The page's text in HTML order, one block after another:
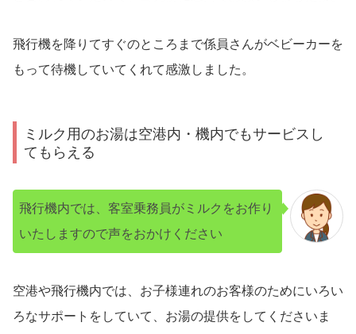
飛行機を降りてすぐのところまで係員さんがベビーカーを
もって待機していてくれて感激しました。
ミルク用のお湯は空港内・機内でもサービスし
てもらえる
飛行機内では、客室乗務員がミルクをお作り
いたしますので声をおかけください
空港や飛行機内では、お子様連れのお客様のためにいろい
ろなサポートをしていて、お湯の提供をしてくださいま